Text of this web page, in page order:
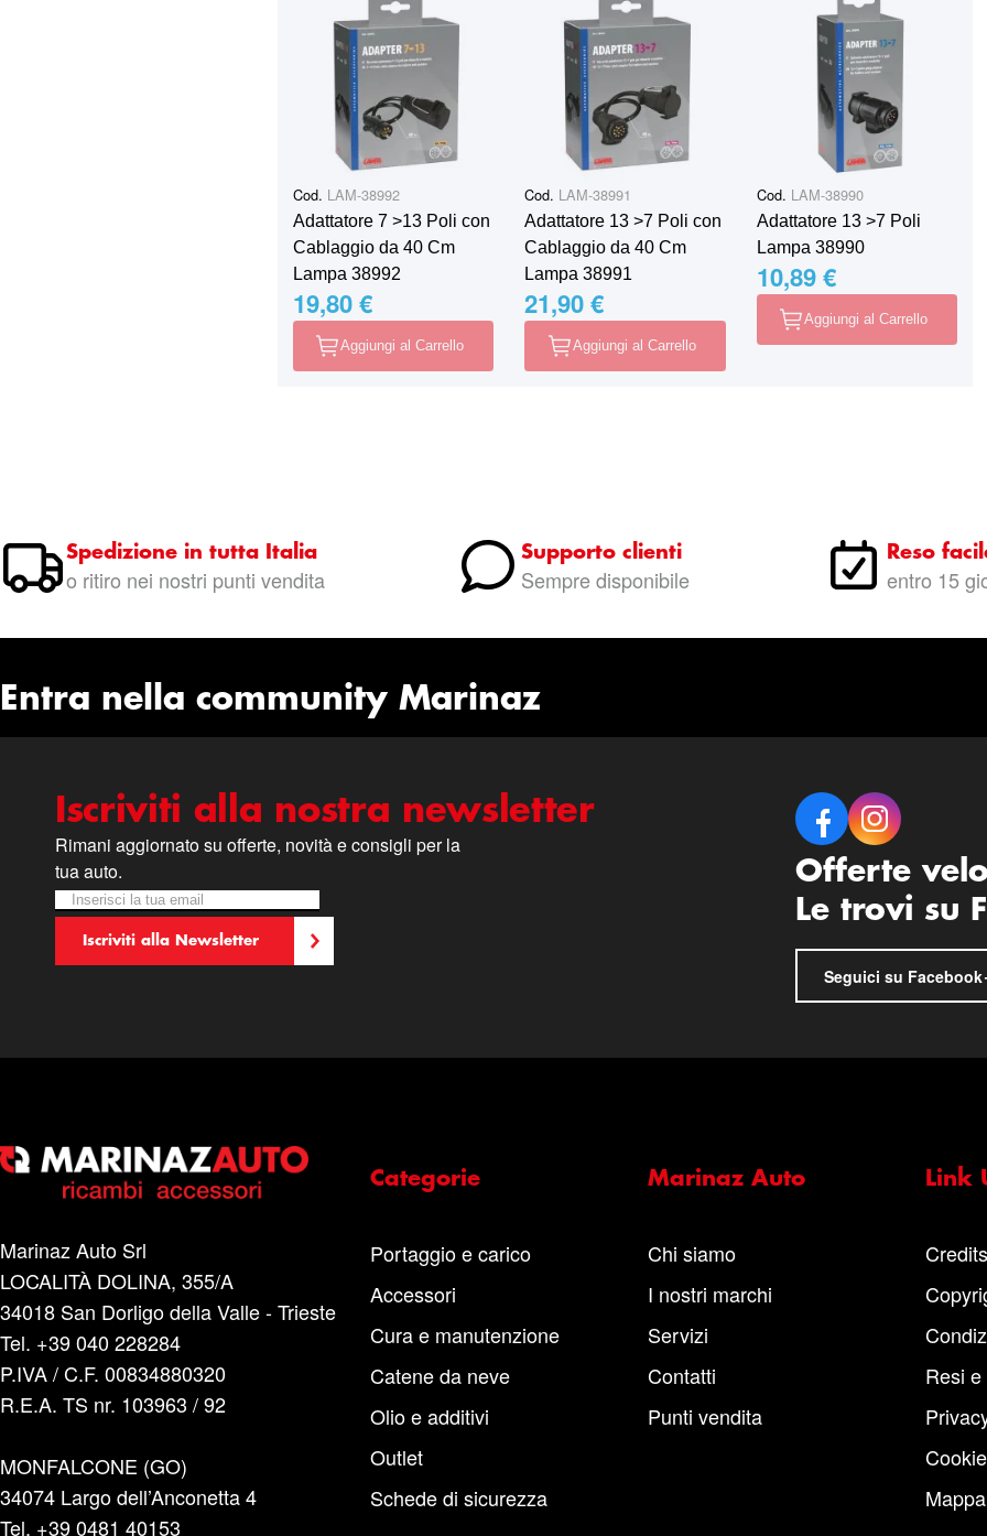
Cod. LAM-38992
Adattatore 7 >13 Poli con
Cablaggio da 40 Cm
Lampa 38992
19,80 €
Aggiungi al Carrello
Cod. LAM-38991
Adattatore 13 >7 Poli con
Cablaggio da 40 Cm
Lampa 38991
21,90 €
Aggiungi al Carrello
Cod. LAM-38990
Adattatore 13 >7 Poli
Lampa 38990
10,89 €
Aggiungi al Carrello
Spedizione in tutta Italia
o ritiro nei nostri punti vendita
Supporto clienti
Sempre disponibile
Reso
entro 15
Entra nella community Marinaz
Iscriviti alla nostra newsletter
Rimani aggiornato su offerte, novità e consigli per la
tua auto.
Newsletter
Iscriviti alla nostra Newsletter:
Iscriviti alla Newsletter
Offerte
Le trovi su
Seguici su Facebook
Marinaz Auto Srl
LOCALITÀ DOLINA, 355/A
34018 San Dorligo della Valle - Trieste
Tel. +39 040 228284
P.IVA / C.F. 00834880320
R.E.A. TS nr. 103963 / 92
MONFALCONE (GO)
34074 Largo dell’Anconetta 4
Tel. +39 0481 40153
Categorie
Portaggio e carico
Accessori
Cura e manutenzione
Catene da neve
Olio e additivi
Outlet
Schede di sicurezza
Marinaz Auto
Chi siamo
I nostri marchi
Servizi
Contatti
Punti vendita
Link
Credits
Resi